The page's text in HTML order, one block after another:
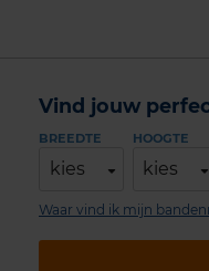
Vind jouw
BREEDTE
kies
HOOGTE
kies
Waar vind ik mijn